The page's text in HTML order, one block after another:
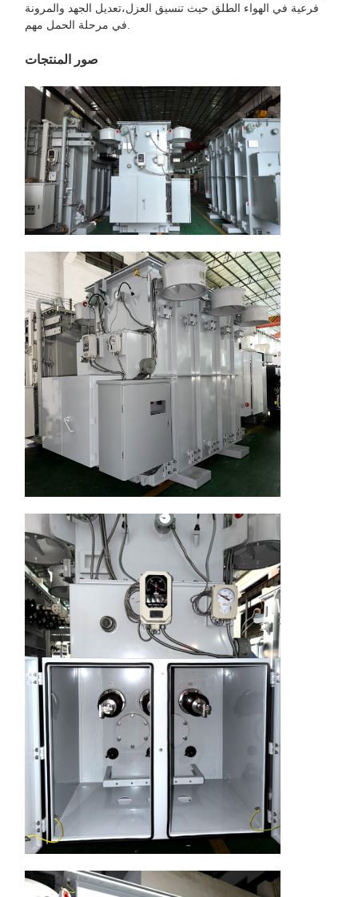
فرعية في الهواء الطلق حيث تنسيق العزل،تعديل الجهد والمرونة
صور المنتجات